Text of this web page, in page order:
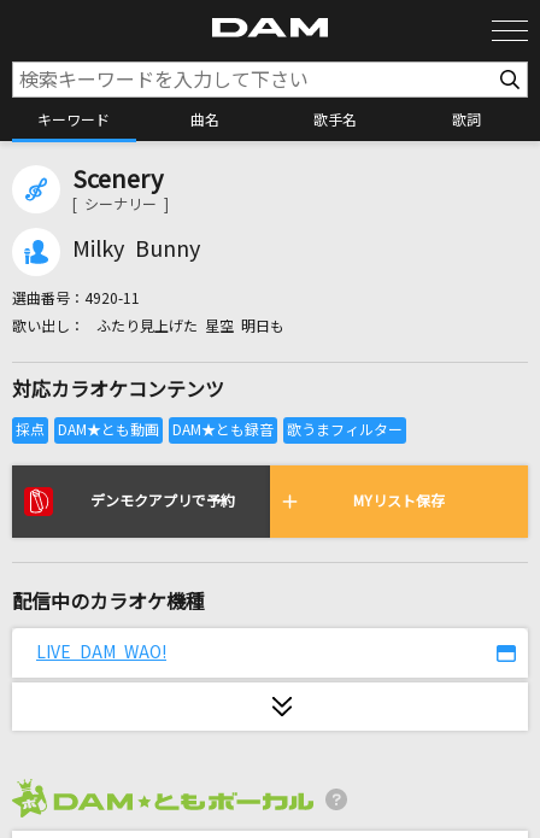
キーワード 曲名 歌手名 歌詞
カラオケ店舗検索
全国りれき
リアルタイムで歌われている曲の一覧
こいのうた
オーバーライド
Scenery
[ シーナリー ]
Milky Bunny
選曲番号： 4920-11
ふたり見上げた 星空 明日も
対応カラオケコンテンツ
デンモクアプリで予約 MYリスト保存
配信中のカラオケ機種
LIVE DAM WAO!